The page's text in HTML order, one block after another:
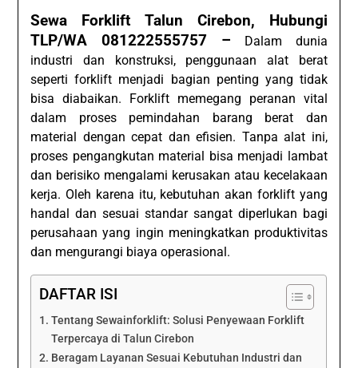
Sewa Forklift Talun Cirebon, Hubungi
TLP/WA 081222555757 –
Dalam dunia
industri dan konstruksi, penggunaan alat berat
seperti forklift menjadi bagian penting yang tidak
bisa diabaikan. Forklift memegang peranan vital
dalam proses pemindahan barang berat dan
material dengan cepat dan efisien. Tanpa alat ini,
proses pengangkutan material bisa menjadi lambat
dan berisiko mengalami kerusakan atau kecelakaan
kerja. Oleh karena itu, kebutuhan akan forklift yang
handal dan sesuai standar sangat diperlukan bagi
perusahaan yang ingin meningkatkan produktivitas
dan mengurangi biaya operasional.
DAFTAR ISI
Tentang Sewainforklift: Solusi Penyewaan Forklift
Terpercaya di Talun Cirebon
Beragam Layanan Sesuai Kebutuhan Industri dan